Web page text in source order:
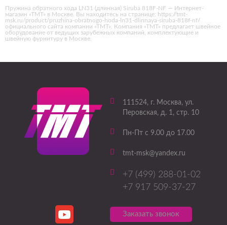
Пружина обратного хода LN31 (длинная) Siruba 818F-NF — Интернет-
магазин «ТМТ» в Москве. Вы находитесь на странице: https://tmt-
msk.ru/product/pruzhina-obratnogo-hoda-ln31-dlinnaya-siruba-818f-nf/
официального сайта компании «ТМТ». Компания «ТМТ» предлагает швейное
оборудование от ведущих зарубежных компаний, комплектующие и
швейную фурнитуру в Москве.
111524, г. Москва, ул.
Перовская, д. 1, стр. 10
Пн-Пт с 9.00 до 17.00
tmt-msk@yandex.ru
+7 (499) 288-01-02
+7 917 509-37-27
Заказать звонок